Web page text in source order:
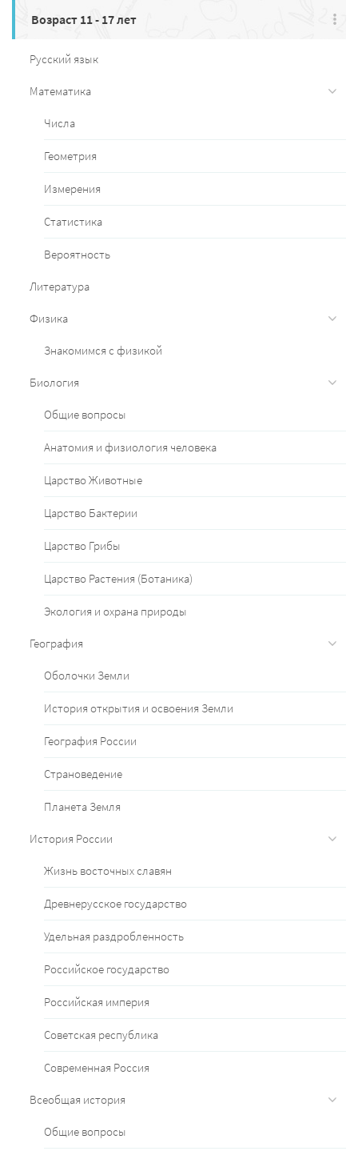
Возраст 11 - 17 лет
Русский язык
Математика
Числа
Геометрия
Измерения
Статистика
Вероятность
Литература
Физика
Знакомимся с физикой
Биология
Общие вопросы
Анатомия и физиология человека
Царство Животные
Царство Бактерии
Царство Грибы
Царство Растения (Ботаника)
Экология и охрана природы
География
Оболочки Земли
История открытия и освоения Земли
География России
Страноведение
Планета Земля
История России
Жизнь восточных славян
Древнерусское государство
Удельная раздробленность
Российское государство
Российская империя
Советская республика
Современная Россия
Всеобщая история
Общие вопросы